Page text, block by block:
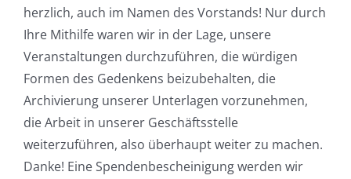
herzlich, auch im Namen des Vorstands! Nur durch
Ihre Mithilfe waren wir in der Lage, unsere
Veranstaltungen durchzuführen, die würdigen
Formen des Gedenkens beizubehalten, die
Archivierung unserer Unterlagen vorzunehmen,
die Arbeit in unserer Geschäftsstelle
weiterzuführen, also überhaupt weiter zu machen.
Danke! Eine Spendenbescheinigung werden wir